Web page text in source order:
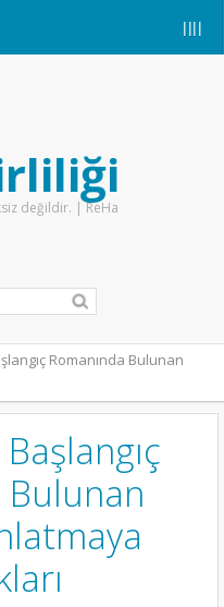
||||
değildir. | ReHa
Romanında Bulunan
Bulunan